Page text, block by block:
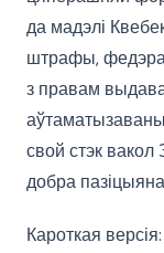
да мадэлі
штрафы,
з правам
свой стэк
добра
Кароткая